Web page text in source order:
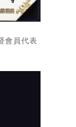
會員代表